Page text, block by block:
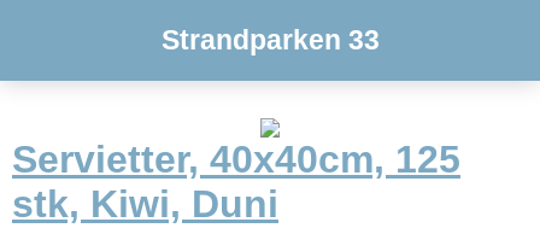
Strandparken 33
Servietter, 40x40cm, 125
stk, Kiwi, Duni